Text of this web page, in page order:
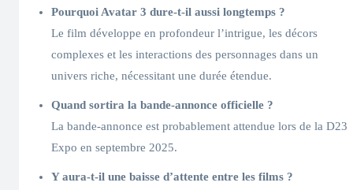
Pourquoi Avatar 3 dure-t-il aussi longtemps ?
Le film développe en profondeur l’intrigue, les décors
complexes et les interactions des personnages dans un
univers riche, nécessitant une durée étendue.
Quand sortira la bande-annonce officielle ?
La bande-annonce est probablement attendue lors de la D23
Expo en septembre 2025.
Y aura-t-il une baisse d’attente entre les films ?